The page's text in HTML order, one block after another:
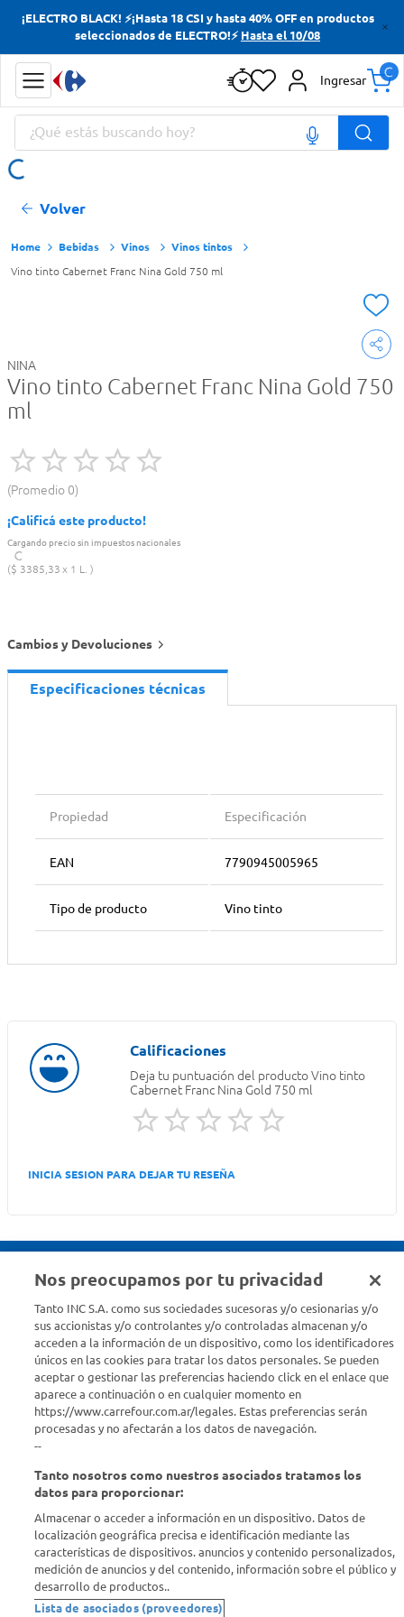
¡ELECTRO BLACK! ⚡¡Hasta 18 CSI y hasta 40% OFF en productos
seleccionados de ELECTRO!⚡ Hasta el 10/08
Ingresar
¿Qué estás buscando hoy?
Volver
Bebidas Vinos Vinos tintos
Vino tinto Cabernet Franc Nina Gold 750 ml
NINA
Vino tinto Cabernet Franc Nina Gold 750
ml
Promedio 0
¡Calificá este producto!
Cargando precio sin impuestos nacionales
$ 3385,33 1 L.
Cambios y Devoluciones
Especificaciones técnicas
Propiedad Especificación
EAN 7790945005965
Tipo de producto Vino tinto
Deja tu puntuación del productoVino tinto
Cabernet Franc Nina Gold 750 ml
INICIA SESION PARA DEJAR TU RESEÑA
Estamos para ayudarte
¿Tenés una consulta? Comunicate con nosotros acá
Descubrí Carrefour
Conocenos
Info útil
Comprá Online
Nos preocupamos por tu privacidad
Tanto INC S.A. como sus sociedades sucesoras y/o cesionarias y/o
sus accionistas y/o controlantes y/o controladas almacenan y/o
acceden a la información de un dispositivo, como los identificadores
únicos en las cookies para tratar los datos personales. Se pueden
aceptar o gestionar las preferencias haciendo click en el enlace que
aparece a continuación o en cualquier momento en
https://www.carrefour.com.ar/legales. Estas preferencias serán
procesadas y no afectarán a los datos de navegación.
--
Tanto nosotros como nuestros asociados tratamos los
datos para proporcionar:
Almacenar o acceder a información en un dispositivo. Datos de
localización geográfica precisa e identificación mediante las
características de dispositivos. anuncios y contenido personalizados,
medición de anuncios y del contenido, información sobre el público y
desarrollo de productos..
Lista de asociados (proveedores)
Términos más buscados
Yerba
Cerveza
Papas Fritas
Términos más buscados
Yerba
Cerveza
Papas Fritas
Doves